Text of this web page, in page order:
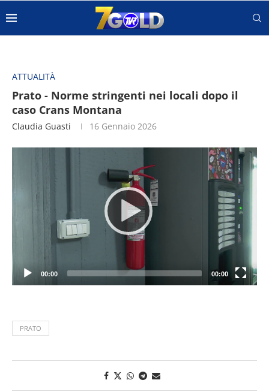
ATTUALITÀ
Prato - Norme stringenti nei locali dopo il
caso Crans Montana
Claudia Guasti 16 Gennaio 2026
00:00 00:00
PRATO